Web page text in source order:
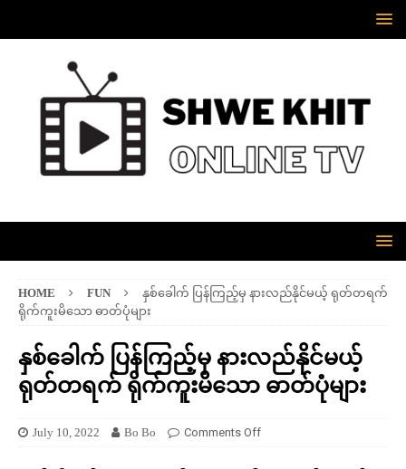
HOME FUN
နှစ်ခေါက် ပြန်ကြည့်မှ နားလည်နိုင်မယ့် ရုတ်တရက်
ရိုက်ကူးမိသော ဓာတ်ပုံများ
နှစ်ခေါက် ပြန်ကြည့်မှ နားလည်နိုင်မယ့်
ရုတ်တရက် ရိုက်ကူးမိသော ဓာတ်ပုံများ
July 10, 2022 Bo Bo Comments Off